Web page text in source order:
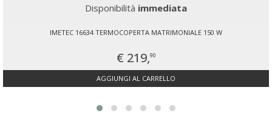
Disponibilità immediata
IMETEC 16634 TERMOCOPERTA MATRIMONIALE 150 W
€ 219,90
AGGIUNGI AL CARRELLO